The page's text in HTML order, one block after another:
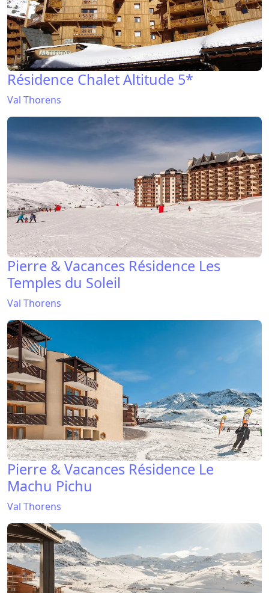
Résidence Chalet Altitude 5*
Val Thorens
Pierre & Vacances Résidence Les
Temples du Soleil
Val Thorens
Pierre & Vacances Résidence Le
Machu Pichu
Val Thorens